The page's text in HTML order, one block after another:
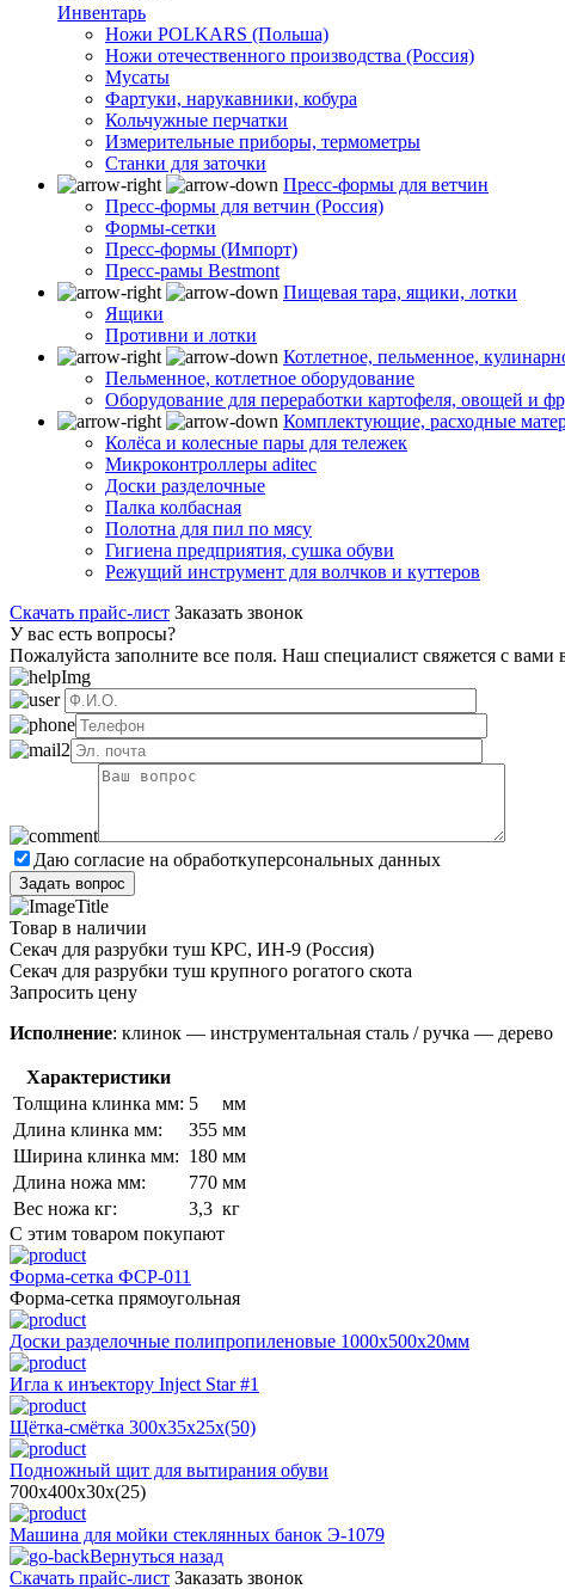
Инвентарь
Ножи POLKARS (Польша)
Ножи отечественного производства (Россия)
Мусаты
Фартуки, нарукавники, кобура
Кольчужные перчатки
Измерительные приборы, термометры
Станки для заточки
Пресс-формы для ветчин
Пресс-формы для ветчин (Россия)
Формы-сетки
Пресс-формы (Импорт)
Пресс-рамы Bestmont
Пищевая тара, ящики, лотки
Ящики
Противни и лотки
Котлетное, пельменное,
Пельменное, котлетное оборудование
Оборудование для переработки картофеля, овощей и
Комплектующие, расходные
Колёса и колесные пары для тележек
Микроконтроллеры aditec
Доски разделочные
Палка колбасная
Полотна для пил по мясу
Гигиена предприятия, сушка обуви
Режущий инструмент для волчков и куттеров
Скачать прайс-лист Заказать звонок
У вас есть вопросы?
Пожалуйста заполните все поля. Наш специалист свяжется с
Даю согласие на обработкуперсональных данных
Товар в наличии
Секач для разрубки туш КРС, ИН-9 (Россия)
Секач для разрубки туш крупного рогатого скота
Запросить цену
Исполнение: клинок — инструментальная сталь / ручка — дерево
Характеристики
Толщина клинка мм: 5
мм
Длина клинка мм:
355 мм
Ширина клинка мм: 180 мм
Длина ножа мм:
770 мм
Вес ножа кг:
3,3 кг
С этим товаром покупают
Форма-сетка ФСР-011
Форма-сетка прямоугольная
Доски разделочные полипропиленовые 1000х500х20мм
Игла к инъектору Inject Star #1
Щётка-смётка 300х35х25х(50)
Подножный щит для вытирания обуви
700х400х30х(25)
Машина для мойки стеклянных банок Э-1079
Вернуться назад
Скачать прайс-лист Заказать звонок